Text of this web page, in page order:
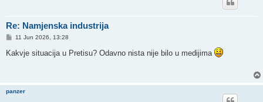
Re: Namjenska industrija
P
s
t
11 Jun 2026, 13:28
Kakvje situacija u Pretisu? Odavno nista nije bilo u medijima
panzer